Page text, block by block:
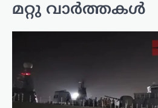
മറ്റു വാർത്തകൾ